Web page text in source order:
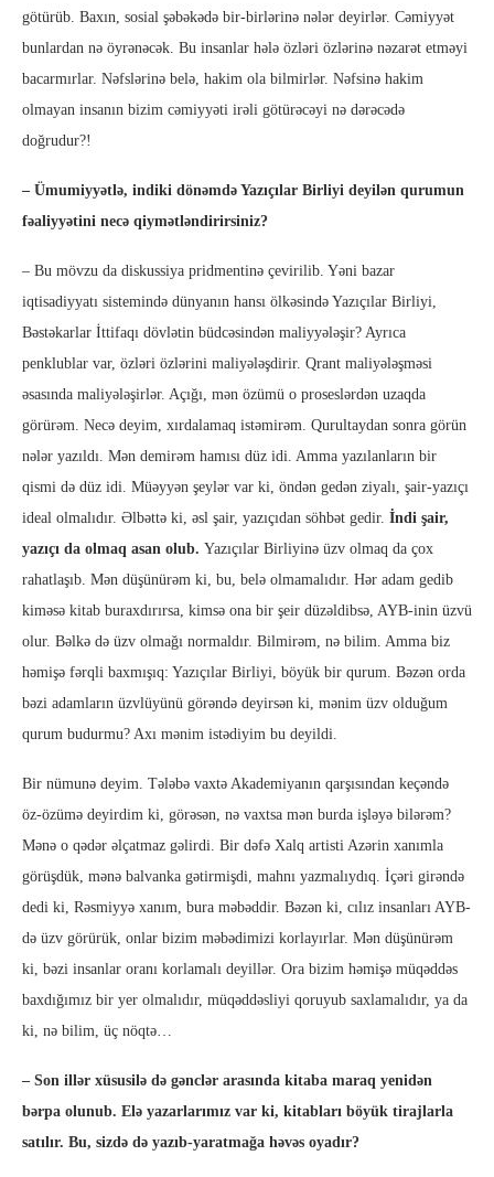
götürüb. Baxın, sosial şəbəkədə bir-birlərinə nələr deyirlər. Cəmiyyət
bunlardan nə öyrənəcək. Bu insanlar hələ özləri özlərinə nəzarət etməyi
bacarmırlar. Nəfslərinə belə, hakim ola bilmirlər. Nəfsinə hakim
olmayan insanın bizim cəmiyyəti irəli götürəcəyi nə dərəcədə
doğrudur?!
– Ümumiyyətlə, indiki dönəmdə Yazıçılar Birliyi deyilən qurumun
fəaliyyətini necə qiymətləndirirsiniz?
– Bu mövzu da diskussiya pridmentinə çevirilib. Yəni bazar
iqtisadiyyatı sistemində dünyanın hansı ölkəsində Yazıçılar Birliyi,
Bəstəkarlar İttifaqı dövlətin büdcəsindən maliyyələşir? Ayrıca
penklublar var, özləri özlərini maliyələşdirir. Qrant maliyələşməsi
əsasında maliyələşirlər. Açığı, mən özümü o proseslərdən uzaqda
görürəm. Necə deyim, xırdalamaq istəmirəm. Qurultaydan sonra görün
nələr yazıldı. Mən demirəm hamısı düz idi. Amma yazılanların bir
qismi də düz idi. Müəyyən şeylər var ki, öndən gedən ziyalı, şair-yazıçı
ideal olmalıdır. Əlbəttə ki, əsl şair, yazıçıdan söhbət gedir. İndi şair,
yazıçı da olmaq asan olub. Yazıçılar Birliyinə üzv olmaq da çox
rahatlaşıb. Mən düşünürəm ki, bu, belə olmamalıdır. Hər adam gedib
kiməsə kitab buraxdırırsa, kimsə ona bir şeir düzəldibsə, AYB-inin üzvü
olur. Bəlkə də üzv olmağı normaldır. Bilmirəm, nə bilim. Amma biz
həmişə fərqli baxmışıq: Yazıçılar Birliyi, böyük bir qurum. Bəzən orda
bəzi adamların üzvlüyünü görəndə deyirsən ki, mənim üzv olduğum
qurum budurmu? Axı mənim istədiyim bu deyildi.
Bir nümunə deyim. Tələbə vaxtə Akademiyanın qarşısından keçəndə
öz-özümə deyirdim ki, görəsən, nə vaxtsa mən burda işləyə bilərəm?
Mənə o qədər əlçatmaz gəlirdi. Bir dəfə Xalq artisti Azərin xanımla
görüşdük, mənə balvanka gətirmişdi, mahnı yazmalıydıq. İçəri girəndə
dedi ki, Rəsmiyyə xanım, bura məbəddir. Bəzən ki, cılız insanları AYB-
də üzv görürük, onlar bizim məbədimizi korlayırlar. Mən düşünürəm
ki, bəzi insanlar oranı korlamalı deyillər. Ora bizim həmişə müqəddəs
baxdığımız bir yer olmalıdır, müqəddəsliyi qoruyub saxlamalıdır, ya da
ki, nə bilim, üç nöqtə…
– Son illər xüsusilə də gənclər arasında kitaba maraq yenidən
bərpa olunub. Elə yazarlarımız var ki, kitabları böyük tirajlarla
satılır. Bu, sizdə də yazıb-yaratmağa həvəs oyadır?